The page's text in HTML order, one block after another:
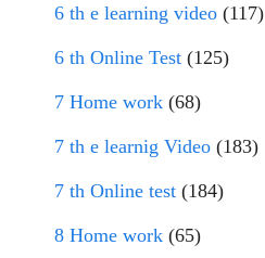
6 th e learning video (117)
6 th Online Test (125)
7 Home work (68)
7 th e learnig Video (183)
7 th Online test (184)
8 Home work (65)